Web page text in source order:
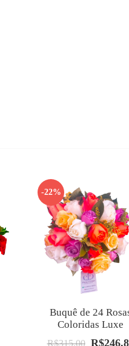
-22%
Buquê de 24
Coloridas Luxe
R$315.00 O
R$